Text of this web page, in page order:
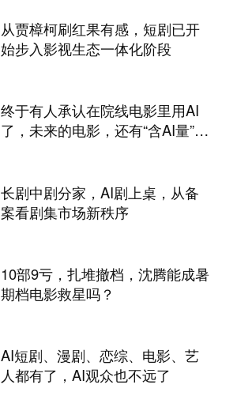
从贾樟柯刷红果有感，短剧已开
始步入影视生态一体化阶段
终于有人承认在院线电影里用AI
了，未来的电影，还有“含AI量”为
长剧中剧分家，AI剧上桌，从备
案看剧集市场新秩序
10部9亏，扎堆撤档，沈腾能成暑
期档电影救星吗？
AI短剧、漫剧、恋综、电影、艺
人都有了，AI观众也不远了